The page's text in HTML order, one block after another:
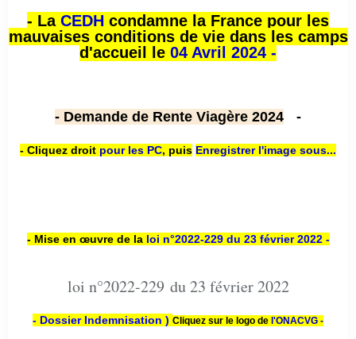
- La CEDH condamne la France pour les
mauvaises conditions de vie dans les camps
d'accueil le 04 Avril 2024 -
- Demande de Rente Viagère 2024 -
- Cliquez droit pour les PC, puis Enregistrer l'image sous...
- Mise en œuvre de la loi n°2022-229 du 23 février 2022 -
loi n°2022-229 du 23 février 2022
- Dossier Indemnisation ) Cliquez sur le logo de l'ONACVG -